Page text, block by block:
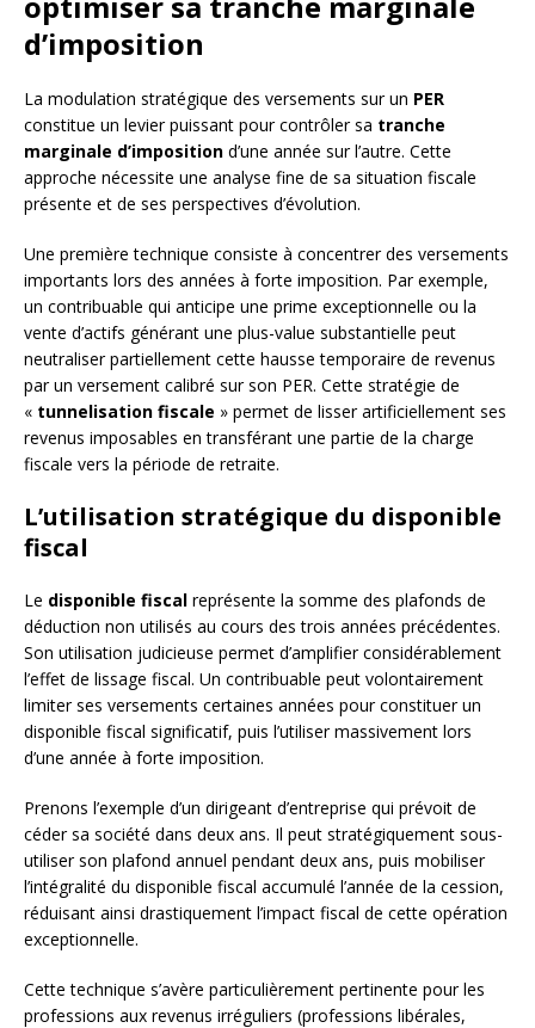
d’imposition
La modulation stratégique des versements sur un PER
constitue un levier puissant pour contrôler sa tranche
marginale d’imposition d’une année sur l’autre. Cette
approche nécessite une analyse fine de sa situation fiscale
présente et de ses perspectives d’évolution.
Une première technique consiste à concentrer des versements
importants lors des années à forte imposition. Par exemple,
un contribuable qui anticipe une prime exceptionnelle ou la
vente d’actifs générant une plus-value substantielle peut
neutraliser partiellement cette hausse temporaire de revenus
par un versement calibré sur son PER. Cette stratégie de
« tunnelisation fiscale » permet de lisser artificiellement ses
revenus imposables en transférant une partie de la charge
fiscale vers la période de retraite.
L’utilisation stratégique du disponible
fiscal
Le disponible fiscal représente la somme des plafonds de
déduction non utilisés au cours des trois années précédentes.
Son utilisation judicieuse permet d’amplifier considérablement
l’effet de lissage fiscal. Un contribuable peut volontairement
limiter ses versements certaines années pour constituer un
disponible fiscal significatif, puis l’utiliser massivement lors
d’une année à forte imposition.
Prenons l’exemple d’un dirigeant d’entreprise qui prévoit de
céder sa société dans deux ans. Il peut stratégiquement sous-
utiliser son plafond annuel pendant deux ans, puis mobiliser
l’intégralité du disponible fiscal accumulé l’année de la cession,
réduisant ainsi drastiquement l’impact fiscal de cette opération
exceptionnelle.
Cette technique s’avère particulièrement pertinente pour les
professions aux revenus irréguliers (professions libérales,